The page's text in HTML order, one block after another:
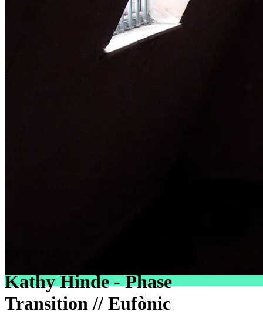
Kathy Hinde - Phase
Transition // Eufònic